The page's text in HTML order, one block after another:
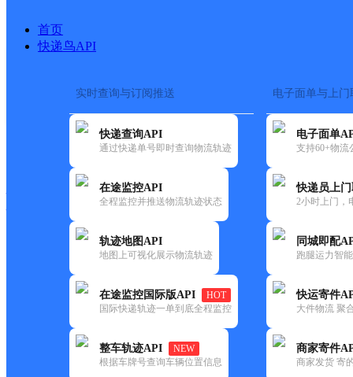
首页
快递鸟API
实时查询与订阅推送
快递查询API
通过快递单号即时查询物流轨迹
在途监控API
全程监控并推送物流轨迹状态
轨迹地图API
地图上可视化展示物流轨迹
在途监控国际版API
HOT
国际快递轨迹一单到底全程监控
整车轨迹API
NEW
根据车牌号查询车辆位置信息
电子面单与上门
电子面单
支持60+物流
快递员上
2小时上门，
同城即配
跑腿运力智
快运寄件
大件物流 聚
商家寄件
商家发货 寄
快运大全 快递时效
邮政
大楼邮政所
更新时间：2021-12-03 00:00:00